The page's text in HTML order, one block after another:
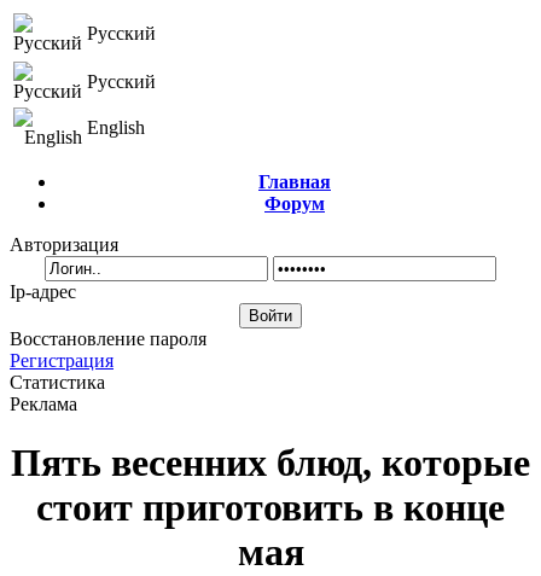
Русский
Русский
English
Главная
Форум
Авторизация
Ip-адрес
Восстановление пароля
Регистрация
Статистика
Реклама
Пять весенних блюд, которые
стоит приготовить в конце
мая